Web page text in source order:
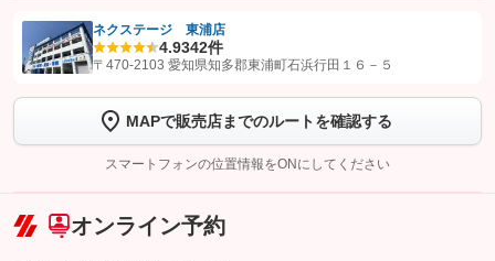
【STEP1】認証画面でグーネットを友だち追加してから「許可する」ボタンを押
トーク画面で
ボタンをタップして問い合わせを
完了してください。
こちら
ネクステージ 東浦店
4.9342件
〒470-2103 愛知県知多郡東浦町石浜行田１６－５
MAPで販売店までのルートを確認する
スマートフォンの位置情報をONにしてください
オンライン予約